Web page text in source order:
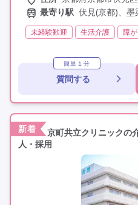
最寄り駅 伏見(京都)、墨
未経験歓迎 生活介護 障
初任者研修(ヘルパー2級)
無
夜勤なし
常勤
オープニ
社会保険
学歴不問
定年60歳以上
資格取得支援
簡単１分
質問する
新着
京町共立クリニックの
人・採用